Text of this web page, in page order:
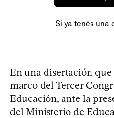
Si ya tenés una
En una disertación
marco del Tercer
Educación, ante la
del Ministerio de